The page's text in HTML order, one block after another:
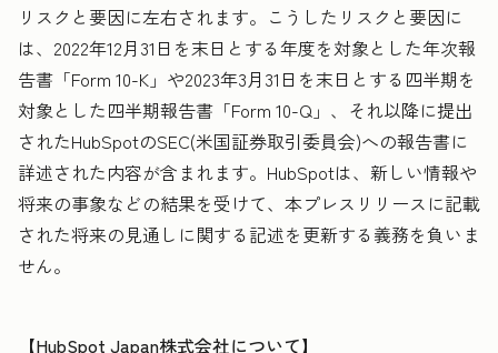
リスクと要因に左右されます。こうしたリスクと要因に
は、2022年12月31日を末日とする年度を対象とした年次報
告書「Form 10-K」や2023年3月31日を末日とする四半期を
対象とした四半期報告書「Form 10-Q」、それ以降に提出
されたHubSpotのSEC(米国証券取引委員会)への報告書に
詳述された内容が含まれます。HubSpotは、新しい情報や
将来の事象などの結果を受けて、本プレスリリースに記載
された将来の見通しに関する記述を更新する義務を負いま
せん。
【HubSpot Japan株式会社について】